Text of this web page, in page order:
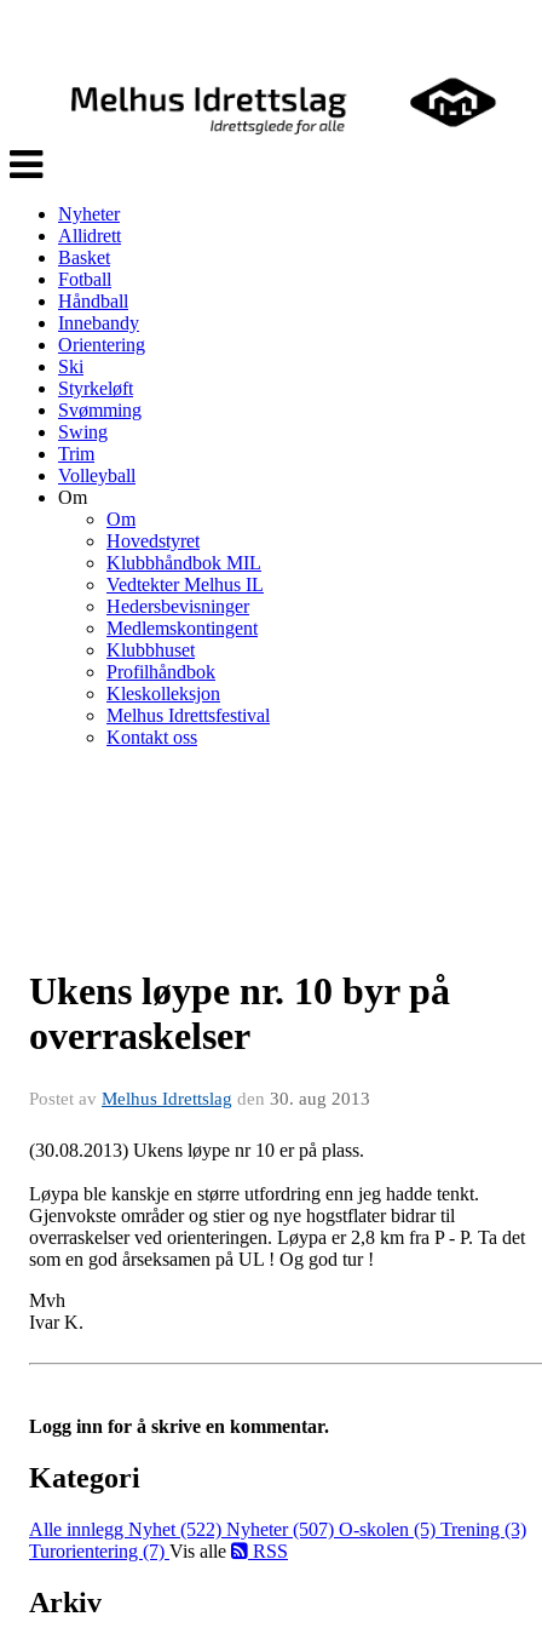
Veksle
navigasjon
Nyheter
Allidrett
Basket
Fotball
Håndball
Innebandy
Orientering
Ski
Styrkeløft
Svømming
Swing
Trim
Volleyball
Om
Om
Hovedstyret
Klubbhåndbok MIL
Vedtekter Melhus IL
Hedersbevisninger
Medlemskontingent
Klubbhuset
Profilhåndbok
Kleskolleksjon
Melhus Idrettsfestival
Kontakt oss
Ukens løype nr. 10 byr på
overraskelser
Postet av Melhus Idrettslag den 30. aug 2013
(30.08.2013) Ukens løype nr 10 er på plass.
Løypa ble kanskje en større utfordring enn jeg hadde tenkt.
Gjenvokste områder og stier og nye hogstflater bidrar til
overraskelser ved orienteringen. Løypa er 2,8 km fra P - P. Ta det
som en god årseksamen på UL ! Og god tur !
Mvh
Ivar K.
Logg inn for å skrive en kommentar.
Kategori
Alle innlegg Nyhet (522) Nyheter (507) O-skolen (5) Trening (3)
Turorientering (7) Vis alle RSS
Arkiv